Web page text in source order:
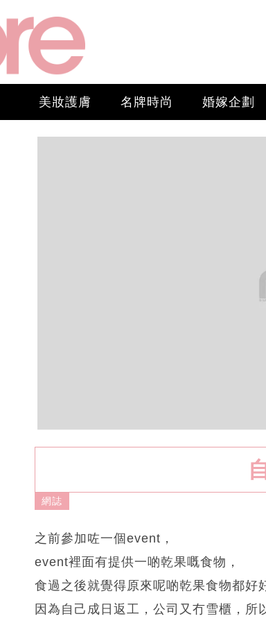
美妝護膚 名牌時尚 婚嫁企劃
網誌
之前參加咗一個event，
event裡面有提供一啲乾果嘅食物，
食過之後就覺得原來呢啲乾果食物都好
因為自己成日返工，公司又冇雪櫃，所